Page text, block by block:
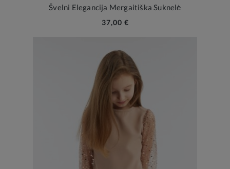
Švelni Elegancija Mergaitiška Suknelė
37,00 €